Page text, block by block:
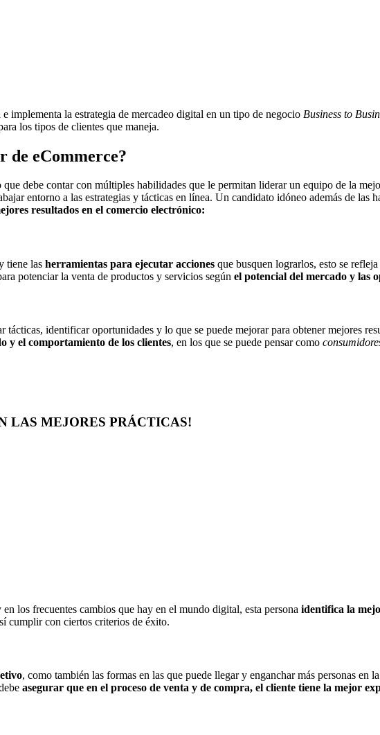
implementa la estrategia de mercadeo digital en un tipo de negocio Business to
los tipos de clientes que maneja.
de eCommerce?
que debe contar con múltiples habilidades que le permitan liderar un equipo de la
entorno a las estrategias y tácticas en línea. Un candidato idóneo además de las
resultados en el comercio electrónico:
tiene las herramientas para ejecutar acciones que busquen lograrlos, esto se
potenciar la venta de productos y servicios según el potencial del mercado y las
identificar oportunidades y lo que se puede mejorar para obtener mejores
y el comportamiento de los clientes, en los que se puede pensar como
LAS MEJORES PRÁCTICAS!
los frecuentes cambios que hay en el mundo digital, esta persona identifica la
cumplir con ciertos criterios de éxito.
, como también las formas en las que puede llegar y enganchar más personas en
asegurar que en el proceso de venta y de compra, el cliente tiene la mejor